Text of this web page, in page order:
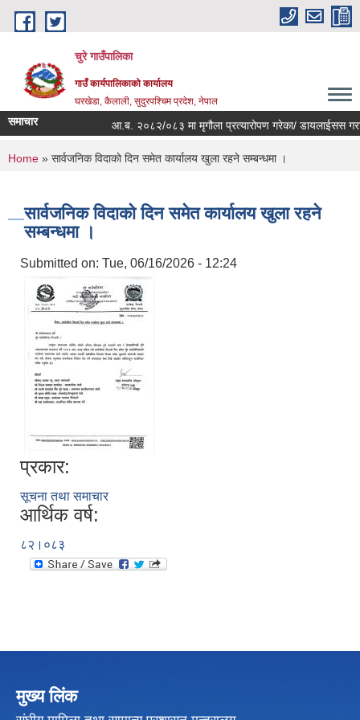
Skip to main content
चुरे गाउँपालिका
गाउँ कार्यपालिकाको कार्यालय
घरखेडा, कैलाली, सुदुरपश्चिम प्रदेश, नेपाल
समाचार आ.ब. २०८२/०८३ मा मृगौला प्रत्यारोपण गरेका/ डायलाईसस
You are here
Home » सार्वजनिक विदाकाे दिन समेत कार्यालय खुला रहने सम्बन्धमा ।
सार्वजनिक विदाकाे दिन समेत कार्यालय खुला रहने
सम्बन्धमा ।
Submitted on: Tue, 06/16/2026 - 12:24
प्रकार:
सूचना तथा समाचार
आर्थिक वर्ष:
८२।०८३
मुख्य लिंक